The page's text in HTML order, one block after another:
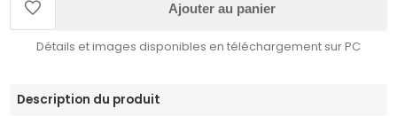
Ajouter au panier
Détails et images disponibles en téléchargement sur PC
Description du produit